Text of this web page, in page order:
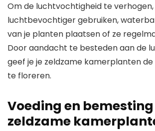
Om de luchtvochtigheid te verhogen,
luchtbevochtiger gebruiken,
van je planten plaatsen of ze
Door aandacht te besteden aan de
geef je je zeldzame kamerplanten
te floreren.
Voeding en
zeldzame